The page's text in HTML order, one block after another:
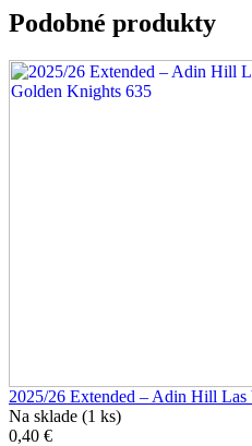
Podobné produkty
2025/26 Extended – Adin Hill Las
Na sklade (1 ks)
0,40 €